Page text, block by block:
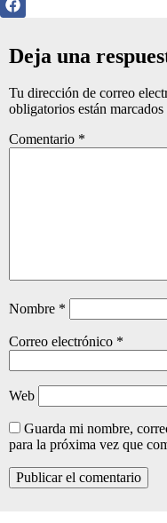
Deja una
Tu dirección de correo
obligatorios están marcados
Comentario *
Nombre *
Correo electrónico *
Web
Guarda mi nombre,
para la próxima vez que